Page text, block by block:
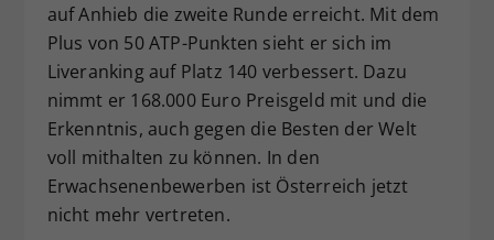
auf Anhieb die zweite Runde erreicht. Mit dem
Plus von 50 ATP-Punkten sieht er sich im
Liveranking auf Platz 140 verbessert. Dazu
nimmt er 168.000 Euro Preisgeld mit und die
Erkenntnis, auch gegen die Besten der Welt
voll mithalten zu können. In den
Erwachsenenbewerben ist Österreich jetzt
nicht mehr vertreten.